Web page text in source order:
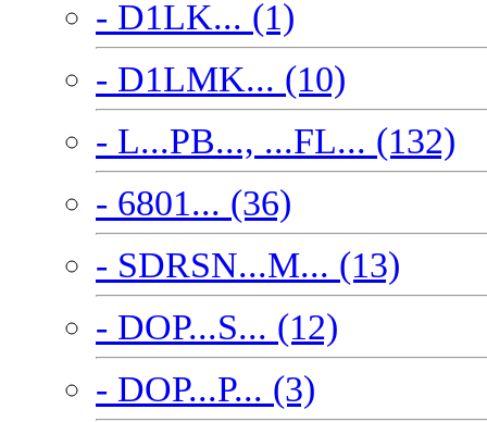
- D1LK... (1)
- D1LMK... (10)
- L...PB..., ...FL... (132)
- 6801... (36)
- SDRSN...M... (13)
- DOP...S... (12)
- DOP...P... (3)